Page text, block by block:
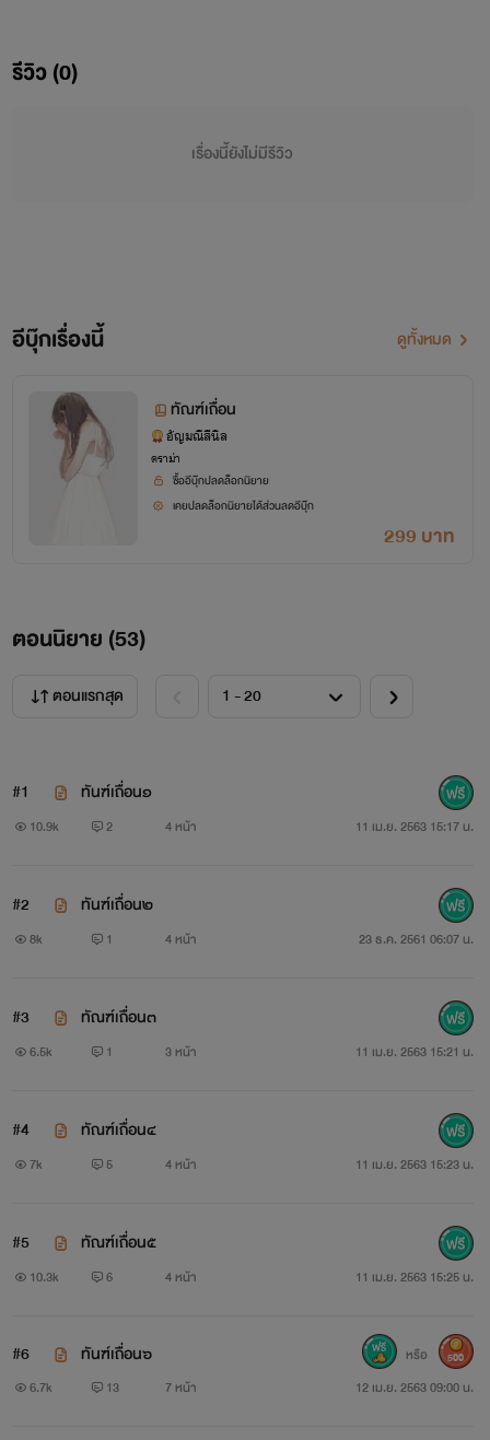
เขาสูญเสียคนรักและลูกน้อยไปเพราะความมักง่ายของเธอ
ตำแหน่งสจ๊วต นิสัยดุดันมุทะลุ ใจร้อนแต่มีเหตุผล รักคือรักมาก
เกลียดคือเกลียดมากเช่นกัน
￼
หญิงสาวผู้เป็นแพะรับบาป เธอเป็นคนที่ครอบครับของเอวา
รับอุปการะไว้หลังจากที่เกิดอุบัติเหตุรถพลิกคว่ำตอนเธอ
อายุ3ขวบพ่อกับแม่ของเธอเสียชีวิต และตัวเธอเองกลายเป็นใบ้
เพราะช็อคสุดขีด หญิงสาวมีศักดิ์เป็นหลานของตระกูลไอยอัศรา
รีวิว (0)
เรื่องนี้ยังไม่มีรีวิว
อีบุ๊กเรื่องนี้ ดูทั้งหมด
ทัณฑ์เถื่อน
อัญมณีสีนิล
ดราม่า
ซื้ออีบุ๊กปลดล็อกนิยาย
เคยปลดล็อกนิยายได้ส่วนลดอีบุ๊ก
299 บาท
ตอนนิยาย (53)
ตอนแรกสุด
#1 ทันฑ์เถื่อน๑
10.9k 2 4 หน้า 11 เม.ย. 2563 15:17 น.
#2 ทันฑ์เถื่อน๒
8k 1 4 หน้า 23 ธ.ค. 2561 06:07 น.
#3 ทัณฑ์เถื่อน๓
6.5k 1 3 หน้า 11 เม.ย. 2563 15:21 น.
#4 ทัณฑ์เถื่อน๔
7k 5 4 หน้า 11 เม.ย. 2563 15:23 น.
#5 ทัณฑ์เถื่อน๕
10.3k 6 4 หน้า 11 เม.ย. 2563 15:25 น.
#6 ทันฑ์เถื่อน๖
6.7k 13 7 หน้า 12 เม.ย. 2563 09:00 น.
หรือ 500